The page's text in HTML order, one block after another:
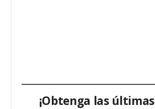
¡Obtenga las últimas